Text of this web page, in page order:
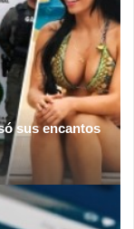
sus encantos
que esta
en Colombia, y